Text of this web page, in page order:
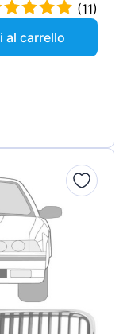
(11)
al carrello